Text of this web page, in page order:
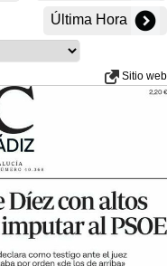
Última Hora
Sitio web